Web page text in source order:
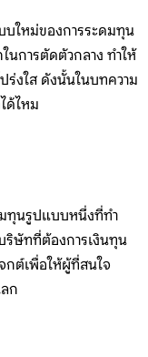
บใหม่ของการระดมทุน
นการตัดตัวกลาง ทำให้
ร่งใส ดังนั้นในบทความ
ด้ไหม
ทุนรูปแบบหนึ่งที่ทำ
ริษัทที่ต้องการเงินทุน
กต์เพื่อให้ผู้ที่สนใจ
ก